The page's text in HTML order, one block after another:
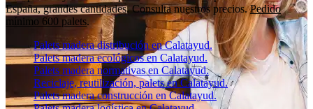
España, grandes cantidades. Consulta nuestros precios.Pedido
mínimo 600 palets.
Palets madera distribución en Calatayud.
Palets madera ecológicos en Calatayud.
Palets madera normativas en Calatayud.
Reciclaje, reutilización, palets en Calatayud.
Palets madera construcción en Calatayud.